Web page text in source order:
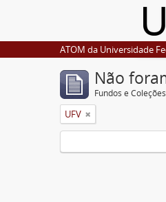
ATOM da Universidade
Não
Fundos e Coleções
UFV